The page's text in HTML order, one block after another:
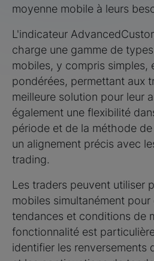
moyenne mobile à leurs
L'indicateur
charge une gamme de
mobiles, y compris simples,
pondérées, permettant aux
meilleure solution pour leur
également une flexibilité
période et de la méthode
un alignement précis avec
trading.
Les traders peuvent utiliser
mobiles simultanément
tendances et conditions de
fonctionnalité est
identifier les renversements